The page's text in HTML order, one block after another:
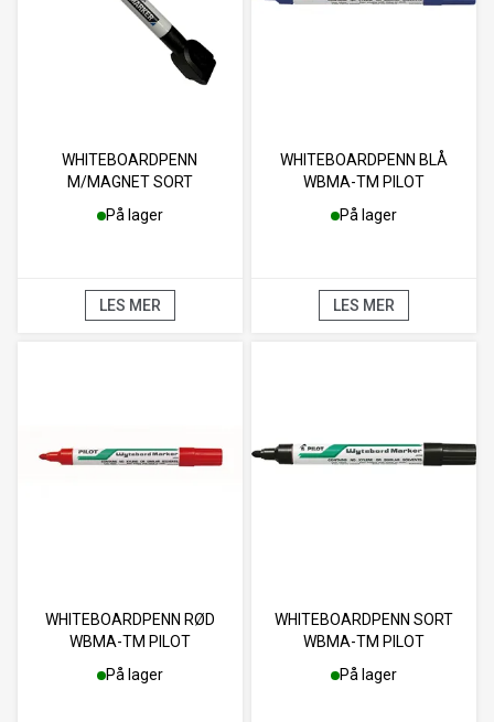
WHITEBOARDPENN
M/MAGNET SORT
På lager
LES MER
WHITEBOARDPENN BLÅ
WBMA-TM PILOT
På lager
LES MER
WHITEBOARDPENN RØD
WBMA-TM PILOT
På lager
WHITEBOARDPENN SORT
WBMA-TM PILOT
På lager